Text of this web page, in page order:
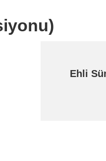
Ehli Sünnet